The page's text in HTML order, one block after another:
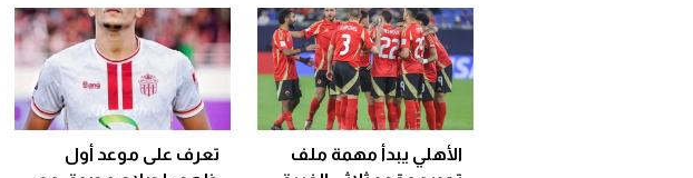
الأهلي يبدأ مهمة ملف
تعرف على موعد أول